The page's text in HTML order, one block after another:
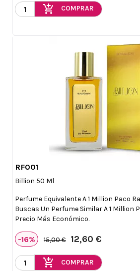
add_shopping_cart COMPRAR
RF001
Billion 50 Ml
Perfume Equivalente A 1 Million Paco
Buscas Un Perfume Similar A 1 Million
Precio Más Económico.
-16% 15,00 € 12,60 €
add_shopping_cart COMPRAR